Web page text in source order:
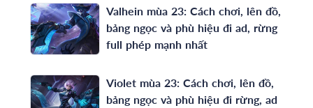
Valhein mùa 23: Cách chơi, lên đồ,
bảng ngọc và phù hiệu đi ad, rừng
full phép mạnh nhất
Violet mùa 23: Cách chơi, lên đồ,
bảng ngọc và phù hiệu đi rừng, ad